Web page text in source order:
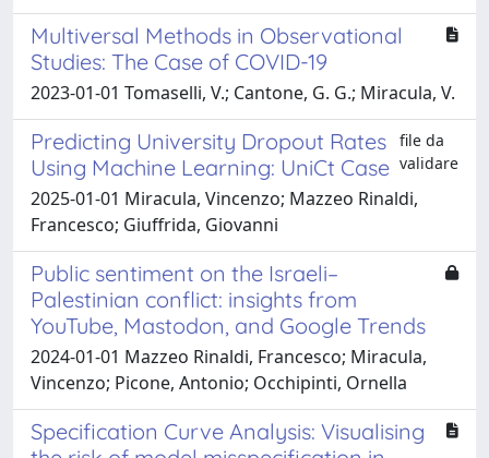
Multiversal Methods in Observational
Studies: The Case of COVID-19
2023-01-01 Tomaselli, V.; Cantone, G. G.; Miracula, V.
Predicting University Dropout Rates
Using Machine Learning: UniCt Case
file da
validare
2025-01-01 Miracula, Vincenzo; Mazzeo Rinaldi,
Francesco; Giuffrida, Giovanni
Public sentiment on the Israeli–
Palestinian conflict: insights from
YouTube, Mastodon, and Google Trends
2024-01-01 Mazzeo Rinaldi, Francesco; Miracula,
Vincenzo; Picone, Antonio; Occhipinti, Ornella
Specification Curve Analysis: Visualising